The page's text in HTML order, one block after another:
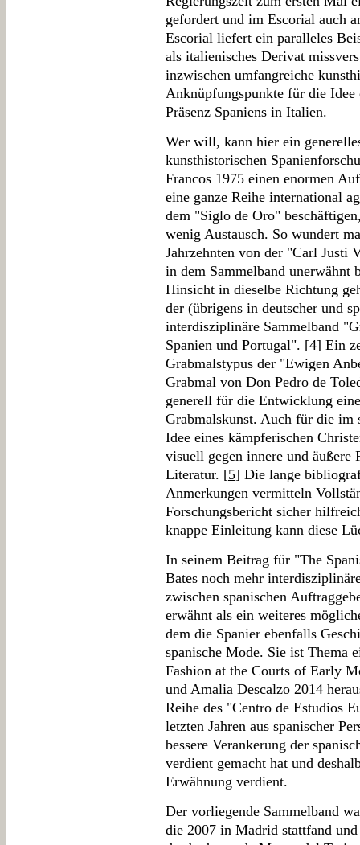
gefordert und im Escorial auch
Escorial liefert ein paralleles
als italienisches Derivat
inzwischen umfangreiche
Anknüpfungspunkte für die
Präsenz Spaniens in Italien.
Wer will, kann hier ein
kunsthistorischen
Francos 1975 einen enormen
eine ganze Reihe international
dem "Siglo de Oro"
wenig Austausch. So wundert
Jahrzehnten von der "Carl Justi
in dem Sammelband
Hinsicht in dieselbe Richtung
der (übrigens in deutscher und
interdisziplinäre Sammelband
Spanien und Portugal". [4] Ein
Grabmalstypus der "Ewigen
Grabmal von Don Pedro de
generell für die Entwicklung
Grabmalskunst. Auch für die im
Idee eines kämpferischen
visuell gegen innere und äußere
Literatur. [5] Die lange
Anmerkungen vermitteln
Forschungsbericht sicher
knappe Einleitung kann diese
In seinem Beitrag für "The
Bates noch mehr
zwischen spanischen
erwähnt als ein weiteres
dem die Spanier ebenfalls
spanische Mode. Sie ist Thema
Fashion at the Courts of Early
und Amalia Descalzo 2014
Reihe des "Centro de Estudios
letzten Jahren aus spanischer
bessere Verankerung der
verdient gemacht hat und
Erwähnung verdient.
Der vorliegende Sammelband
die 2007 in Madrid stattfand